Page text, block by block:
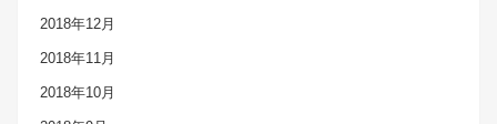
2018年12月
2018年11月
2018年10月